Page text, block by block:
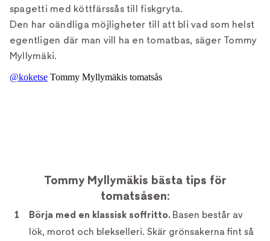
spagetti med köttfärssås till fiskgryta.
Den har oändliga möjligheter till att bli vad som helst
egentligen där man vill ha en tomatbas, säger Tommy
Myllymäki.
Tommy Myllymäkis bästa tips för
tomatsåsen:
Börja med en klassisk soffritto. Basen består av
lök, morot och blekselleri. Skär grönsakerna fint så